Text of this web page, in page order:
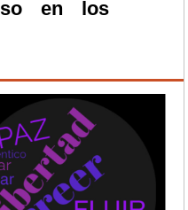
en los